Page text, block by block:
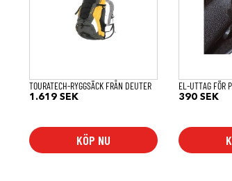
TOURATECH-RYGGSÄCK FRÅN DEUTER
1.619 SEK
KÖP NU
EL-UTTAG FÖR
390SEK